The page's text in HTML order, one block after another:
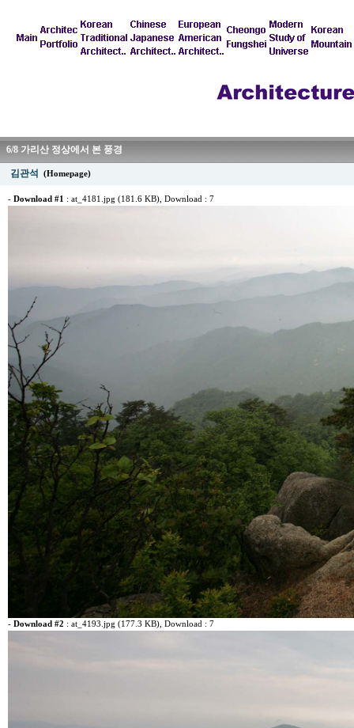
6/8 가리산 정상에서 본 풍경
김관석 (Homepage)
- Download #1 : at_4181.jpg (181.6 KB) , Download : 7
- Download #2 : at_4193.jpg (177.3 KB), Download : 7